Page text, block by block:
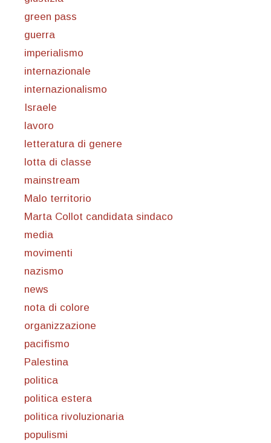
green pass
guerra
imperialismo
internazionale
internazionalismo
Israele
lavoro
letteratura di genere
lotta di classe
mainstream
Malo territorio
Marta Collot candidata sindaco
media
movimenti
nazismo
news
nota di colore
organizzazione
pacifismo
Palestina
politica
politica estera
politica rivoluzionaria
populismi